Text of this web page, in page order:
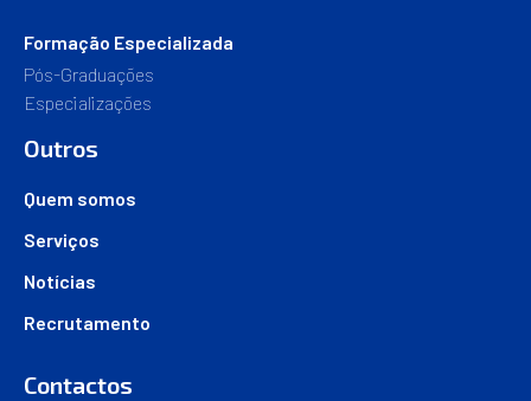
Formação Especializada
Pós-Graduações
Especializações
Outros
Quem somos
Serviços
Notícias
Recrutamento
Contactos